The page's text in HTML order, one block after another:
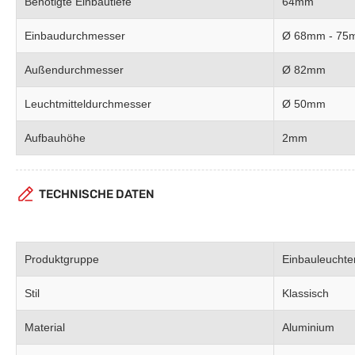
Einbaudurchmesser Ø 68mm -
Außendurchmesser Ø 82mm
Leuchtmitteldurchmesser Ø 50mm
Aufbauhöhe 2mm
TECHNISCHE DATEN
Produktgruppe
Stil Klassisch
Material Aluminium